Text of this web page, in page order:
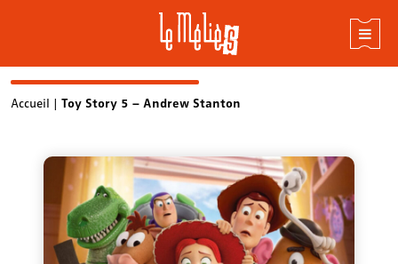
SkipAccueil | Toy Story 5 – Andrew Stanton